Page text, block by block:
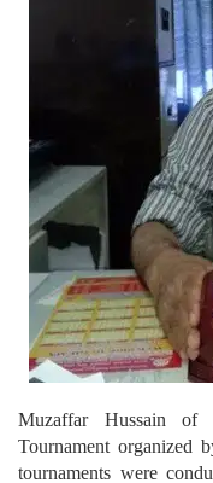
Muzaffar Hussain
Tournament organized
tournaments were